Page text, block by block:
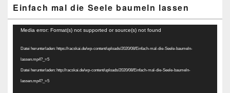
Einfach mal die Seele baumeln lassen
Video-
Media error: Format(s) not supported or source(s) not found
Datei herunterladen: https://racskai.de/wp-content/uploads/2020/08/Einfach-mal-die-Seele-baumeln-
lassen.mp4?_=5
Datei herunterladen: http://racskai.de/wp-content/uploads/2020/08/Einfach-mal-die-Seele-baumeln-
lassen.mp4?_=5